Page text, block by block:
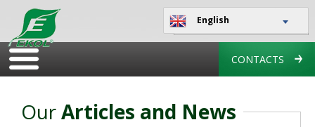
English
CONTACTS
OurArticles and News